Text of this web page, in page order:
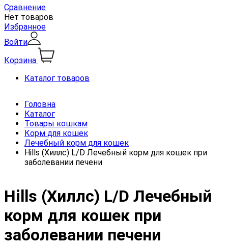
Сравнение
Нет товаров
Избранное
Войти
Корзина
Каталог товаров
Головна
Каталог
Товары кошкам
Корм для кошек
Лечебный корм для кошек
Hills (Хиллс) L/D Лечебный корм для кошек при
заболевании печени
Hills (Хиллс) L/D Лечебный
корм для кошек при
заболевании печени